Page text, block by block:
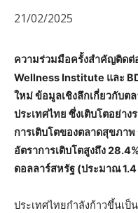
21/02/2025
ความร่วมมือครั้งสำคัญติดต่
Wellness Institute และ
ใหม่ ข้อมูลเชิงลึกเกี่ยวกับต
ประเทศไทย ซึ่งเติบโตอย่าง
การเติบโตของตลาดสุขภา
อัตราการเติบโตสูงถึง
ดอลลาร์สหรัฐ (ประมาณ
ประเทศไทยกำลังก้าวขึ้นเป็